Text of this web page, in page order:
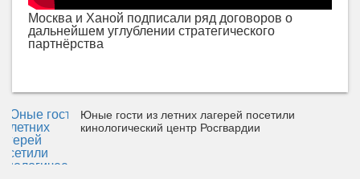
Москва и Ханой подписали ряд договоров о
дальнейшем углублении стратегического
партнёрства
Юные гости из летних лагерей посетили
кинологический центр Росгвардии